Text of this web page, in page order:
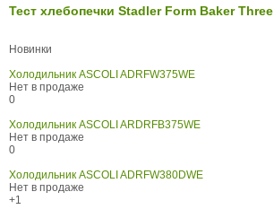
Тест хлебопечки Stadler Form Baker Three
Новинки
Холодильник ASCOLI ADRFW375WE
Нет в продаже
0
Холодильник ASCOLI ARDRFB375WE
Нет в продаже
0
Холодильник ASCOLI ADRFW380DWE
Нет в продаже
+1